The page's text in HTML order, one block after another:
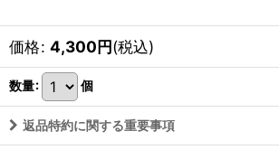
価格: 4,300円(税込)
数量: 個
返品特約に関する重要事項